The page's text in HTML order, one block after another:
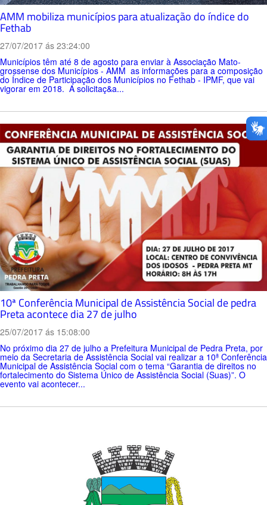
AMM mobiliza municípios para atualização do índice do
Fethab
27/07/2017 ás 23:24:00
Municípios têm até 8 de agosto para enviar à Associação Mato-
grossense dos Municípios - AMM as informações para a composição
do Índice de Participação dos Municípios no Fethab - IPMF, que vai
vigorar em 2018. A solicitaç&a...
10ª Conferência Municipal de Assistência Social de pedra
Preta acontece dia 27 de julho
25/07/2017 ás 15:08:00
No próximo dia 27 de julho a Prefeitura Municipal de Pedra Preta, por
meio da Secretaria de Assistência Social vai realizar a 10ª Conferência
Municipal de Assistência Social com o tema “Garantia de direitos no
fortalecimento do Sistema Único de Assistência Social (Suas)”. O
evento vai acontecer...